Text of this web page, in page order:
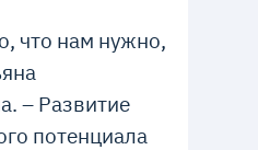
что нам нужно,
– Развитие
потенциала